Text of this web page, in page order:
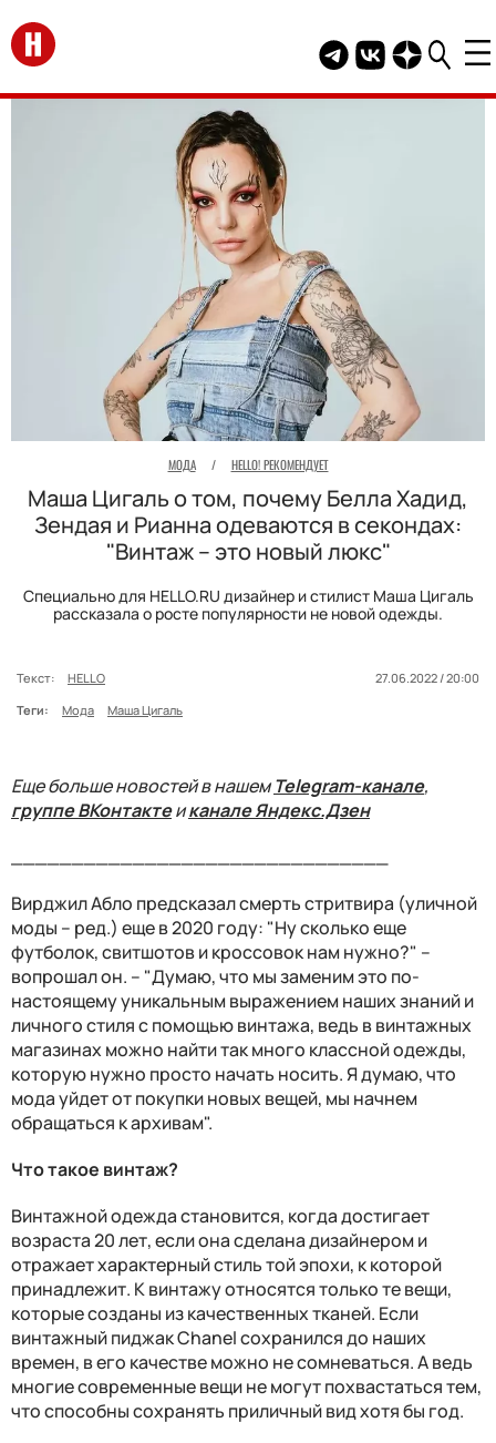
Перейти на главную
Telegram канал
Группа HELLO
Канал
МОДА / HELLO! РЕКОМЕНДУЕТ
Маша Цигаль о том, почему Белла Хадид,
Зендая и Рианна одеваются в секондах:
"Винтаж – это новый люкс"
Специально для HELLO.RU дизайнер и стилист Маша Цигаль
рассказала о росте популярности не новой одежды.
Текст: HELLO
27.06.2022 / 20:00
Теги:
Мода Маша Цигаль
Еще больше новостей в нашемTelegram-канале,
группе ВКонтактеиканале Яндекс.Дзен
Вирджил Абло предсказал смерть стритвира (уличной
моды – ред.) еще в 2020 году: "Ну сколько еще
футболок, свитшотов и кроссовок нам нужно?" –
вопрошал он. – "Думаю, что мы заменим это по-
настоящему уникальным выражением наших знаний и
личного стиля с помощью винтажа, ведь в винтажных
магазинах можно найти так много классной одежды,
которую нужно просто начать носить. Я думаю, что
мода уйдет от покупки новых вещей, мы начнем
обращаться к архивам".
Что такое винтаж?
Винтажной одежда становится, когда достигает
возраста 20 лет, если она сделана дизайнером и
отражает характерный стиль той эпохи, к которой
принадлежит. К винтажу относятся только те вещи,
которые созданы из качественных тканей. Если
винтажный пиджак Chanel сохранился до наших
времен, в его качестве можно не сомневаться. А ведь
многие современные вещи не могут похвастаться тем,
что способны сохранять приличный вид хотя бы год.